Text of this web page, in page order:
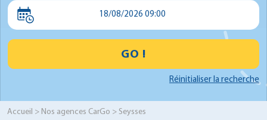
18/08/2026 09:00
GO !
Réinitialiser la recherche
Accueil > Nos agences CarGo > Seysses